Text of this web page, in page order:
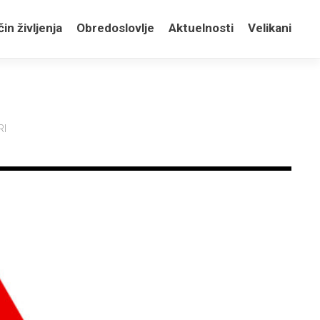
življenja Obredoslovlje Aktuelnosti Velikani